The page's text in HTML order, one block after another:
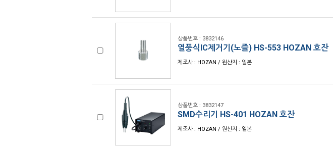
상품번호 : 3832146
열풍식IC제거기(노즐) HS-553 HOZAN 호잔
제조사 : HOZAN / 원산지 : 일본
상품번호 : 3832147
SMD수리기 HS-401 HOZAN 호잔
제조사 : HOZAN / 원산지 : 일본